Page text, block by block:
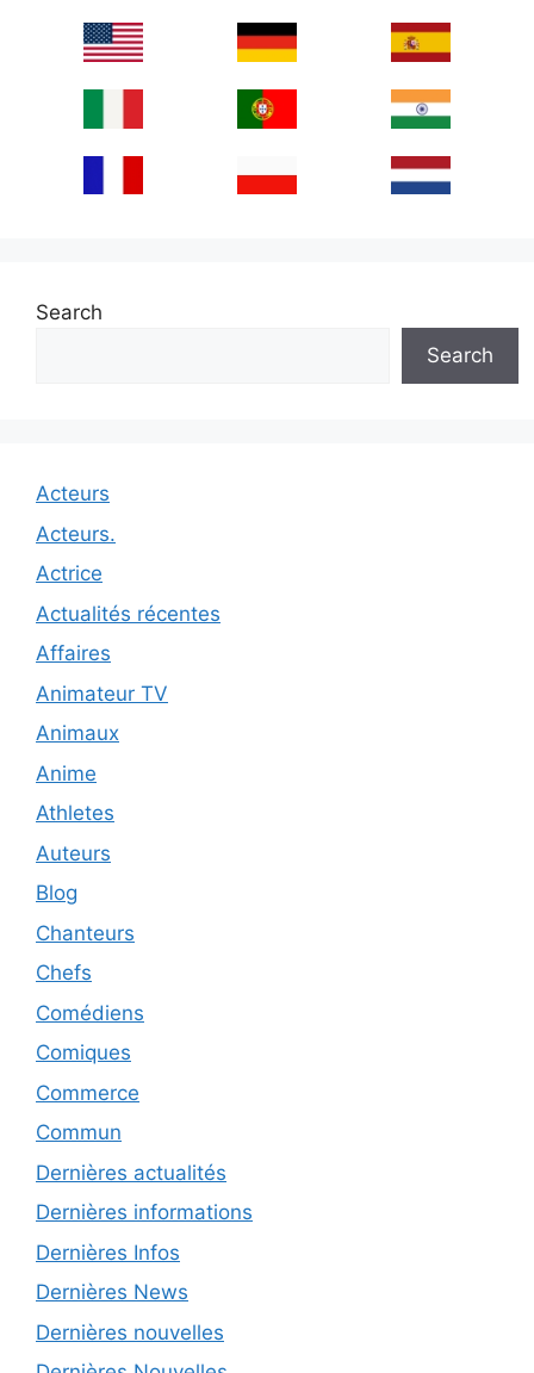
Search
Search
Acteurs
Acteurs.
Actrice
Actualités récentes
Affaires
Animateur TV
Animaux
Anime
Athletes
Auteurs
Blog
Chanteurs
Chefs
Comédiens
Comiques
Commerce
Commun
Dernières actualités
Dernières informations
Dernières Infos
Dernières News
Dernières nouvelles